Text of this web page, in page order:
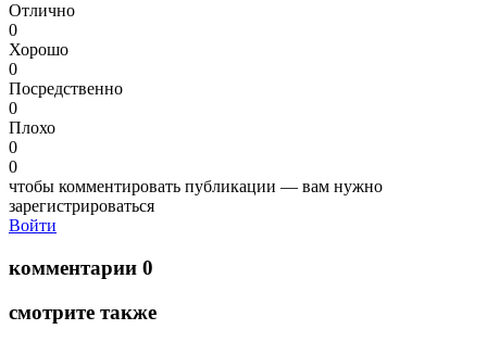
Отлично
0
Хорошо
0
Посредственно
0
Плохо
0
0
чтобы комментировать публикации — вам нужно
зарегистрироваться
Войти
комментарии 0
смотрите также